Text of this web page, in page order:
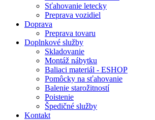
Sťahovanie letecky
Preprava vozidiel
Doprava
Preprava tovaru
Doplnkové služby
Skladovanie
Montáž nábytku
Baliaci materiál - ESHOP
Pomôcky na sťahovanie
Balenie starožitností
Poistenie
Špedičné služby
Kontakt